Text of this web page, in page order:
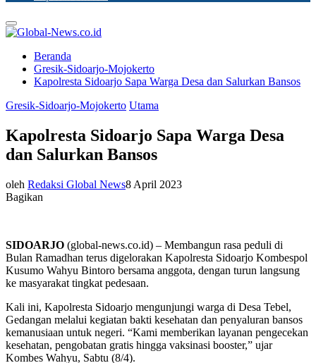
Primary
Menu
Beranda
Gresik-Sidoarjo-Mojokerto
Kapolresta Sidoarjo Sapa Warga Desa dan Salurkan Bansos
Gresik-Sidoarjo-Mojokerto Utama
Kapolresta Sidoarjo Sapa Warga Desa
dan Salurkan Bansos
oleh Redaksi Global News8 April 2023
Bagikan
SIDOARJO (global-news.co.id) – Membangun rasa peduli di
Bulan Ramadhan terus digelorakan Kapolresta Sidoarjo Kombespol
Kusumo Wahyu Bintoro bersama anggota, dengan turun langsung
ke masyarakat tingkat pedesaan.
Kali ini, Kapolresta Sidoarjo mengunjungi warga di Desa Tebel,
Gedangan melalui kegiatan bakti kesehatan dan penyaluran bansos
kemanusiaan untuk negeri. “Kami memberikan layanan pengecekan
kesehatan, pengobatan gratis hingga vaksinasi booster,” ujar
Kombes Wahyu, Sabtu (8/4).